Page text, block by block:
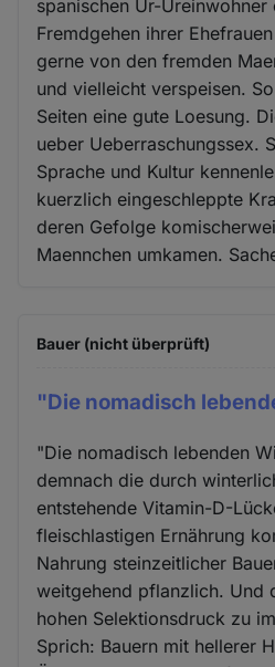
spanischen Ur-Ureinwohner
Fremdgehen ihrer
gerne von den fremden
und vielleicht verspeisen.
Seiten eine gute Loesung.
ueber Ueberraschungssex.
Sprache und Kultur
kuerzlich eingeschleppte
deren Gefolge
Maennchen umkamen.
Bauer (nicht überprüft)
"Die nomadisch
"Die nomadisch lebenden
demnach die durch
entstehende Vitamin-D-
fleischlastigen Ernährung
Nahrung steinzeitlicher
weitgehend pflanzlich. Und
hohen Selektionsdruck zu
Sprich: Bauern mit hellerer